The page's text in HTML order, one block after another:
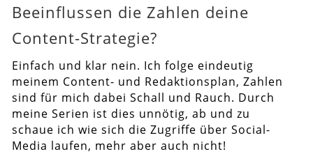
Beeinflussen die Zahlen deine
Content-Strategie?
Einfach und klar nein. Ich folge eindeutig
meinem Content- und Redaktionsplan, Zahlen
sind für mich dabei Schall und Rauch. Durch
meine Serien ist dies unnötig, ab und zu
schaue ich wie sich die Zugriffe über Social-
Media laufen, mehr aber auch nicht!